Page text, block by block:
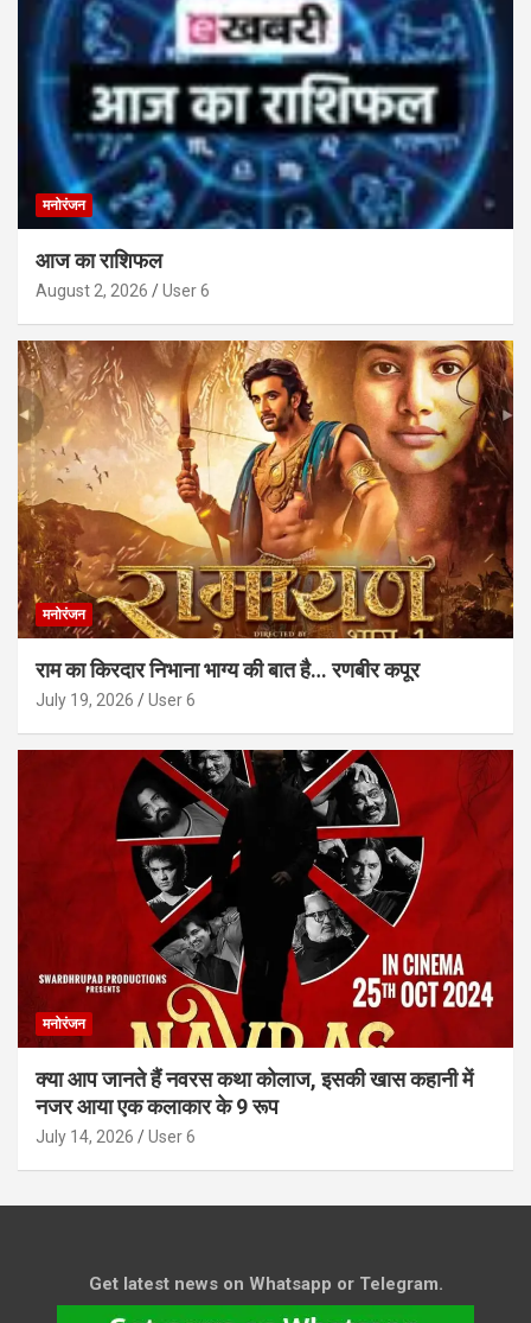
मनोरंजन
आज का राशिफल
August 2, 2026 User 6
मनोरंजन
राम का किरदार निभाना भाग्य की बात है… रणबीर कपूर
July 19, 2026 User 6
मनोरंजन
क्या आप जानते हैं नवरस कथा कोलाज, इसकी खास कहानी में
नजर आया एक कलाकार के 9 रूप
July 14, 2026 User 6
Get latest news on Whatsapp or Telegram.